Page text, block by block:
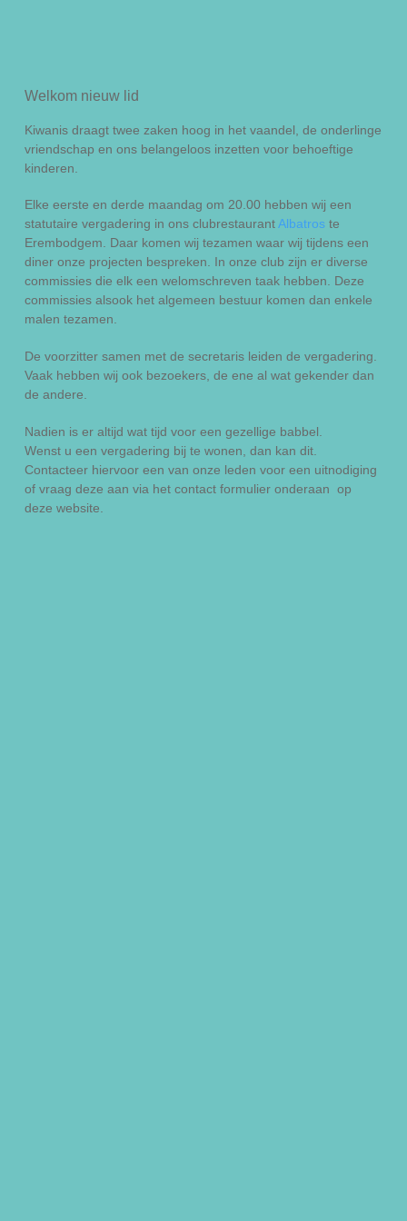
Welkom nieuw lid
Kiwanis draagt twee zaken hoog in het vaandel, de onderlinge
vriendschap en ons belangeloos inzetten voor behoeftige
kinderen.
Elke eerste en derde maandag om 20.00 hebben wij een
statutaire vergadering in ons clubrestaurantAlbatros te
Erembodgem. Daar komen wij tezamen waar wij tijdens een
diner onze projecten bespreken. In onze club zijn er diverse
commissies die elk een welomschreven taak hebben. Deze
commissies alsook het algemeen bestuur komen dan enkele
malen tezamen.
De voorzitter samen met de secretaris leiden de vergadering.
Vaak hebben wij ook bezoekers, de ene al wat gekender dan
de andere.
Nadien is er altijd wat tijd voor een gezellige babbel.
Wenst u een vergadering bij te wonen, dan kan dit.
Contacteer hiervoor een van onze leden voor een uitnodiging
of vraag deze aan via het contact formulier onderaan op
deze website.